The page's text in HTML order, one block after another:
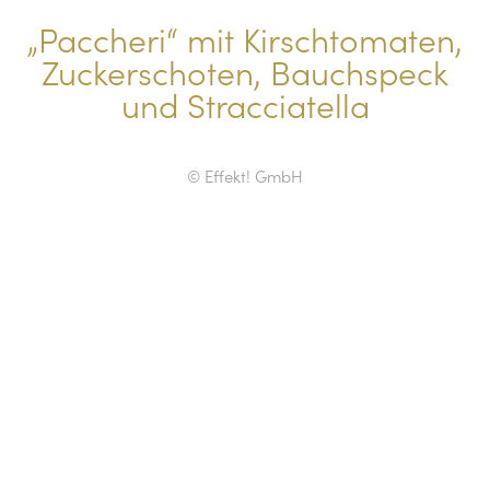
„Paccheri“ mit Kirschtomaten,
Zuckerschoten, Bauchspeck
und Stracciatella
© Effekt! GmbH